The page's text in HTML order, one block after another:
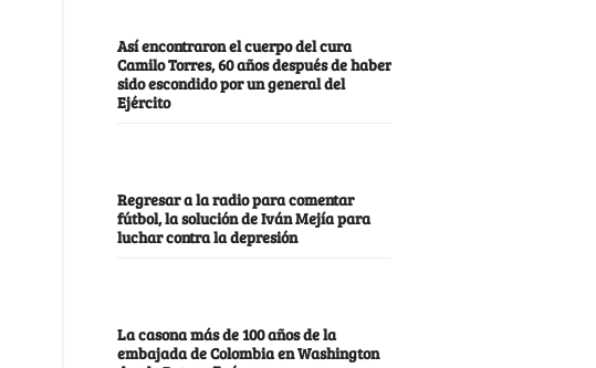
Así encontraron el cuerpo del cura
Camilo Torres, 60 años después de haber
sido escondido por un general del
Ejército
Regresar a la radio para comentar
fútbol, la solución de Iván Mejía para
luchar contra la depresión
La casona más de 100 años de la
embajada de Colombia en Washington